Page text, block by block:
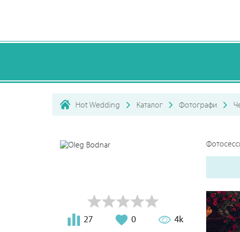
Hot Wedding Каталог Фотографи
27 0 4k